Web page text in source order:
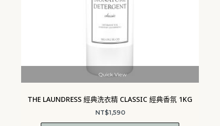
Quick View
THE LAUNDRESS 經典洗衣精 CLASSIC 經典香氛 1KG
NT$1,590